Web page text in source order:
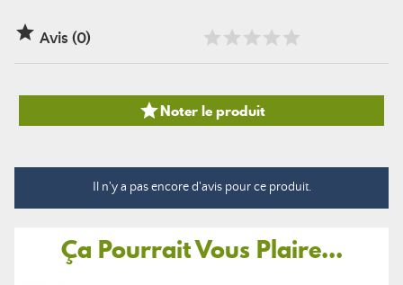
 Avis (0)
Noter le produit
Il n'y a pas encore d'avis pour ce produit.
Ça Pourrait Vous Plaire...